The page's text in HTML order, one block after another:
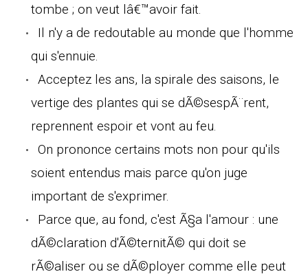
tombe ; on veut lâ€™avoir fait.
Il n'y a de redoutable au monde que l'homme
qui s'ennuie.
Acceptez les ans, la spirale des saisons, le
vertige des plantes qui se dÃ©sespÃ¨rent,
reprennent espoir et vont au feu.
On prononce certains mots non pour qu'ils
soient entendus mais parce qu'on juge
important de s'exprimer.
Parce que, au fond, c'est Ã§a l'amour : une
dÃ©claration d'Ã©ternitÃ© qui doit se
rÃ©aliser ou se dÃ©ployer comme elle peut